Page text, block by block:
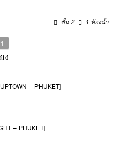
ชั้น 2 1 ห้องน้ำ
1
ง
– PHUKET]
– PHUKET]